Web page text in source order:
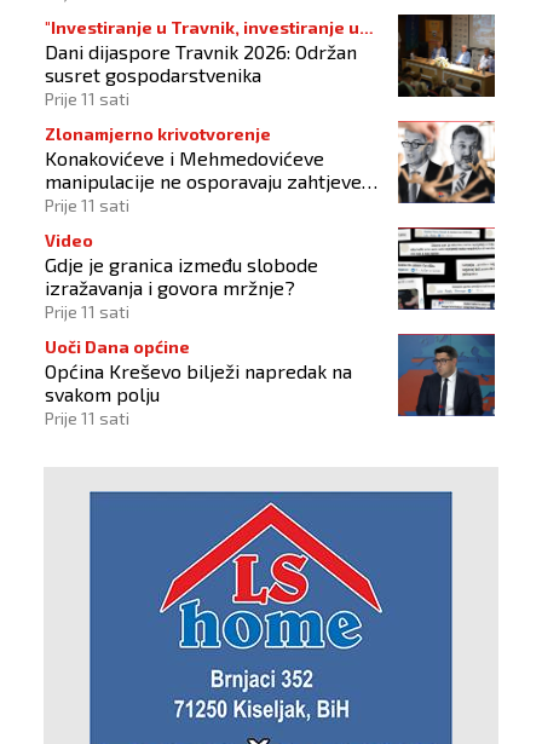
"Investiranje u Travnik, investiranje u
budućnost"
Dani dijaspore Travnik 2026: Održan
susret gospodarstvenika
Prije 11 sati
Zlonamjerno krivotvorenje
Konakovićeve i Mehmedovićeve
manipulacije ne osporavaju zahtjeve
Hrvata
Prije 11 sati
Video
Gdje je granica između slobode
izražavanja i govora mržnje?
Prije 11 sati
Uoči Dana općine
Općina Kreševo bilježi napredak na
svakom polju
Prije 11 sati